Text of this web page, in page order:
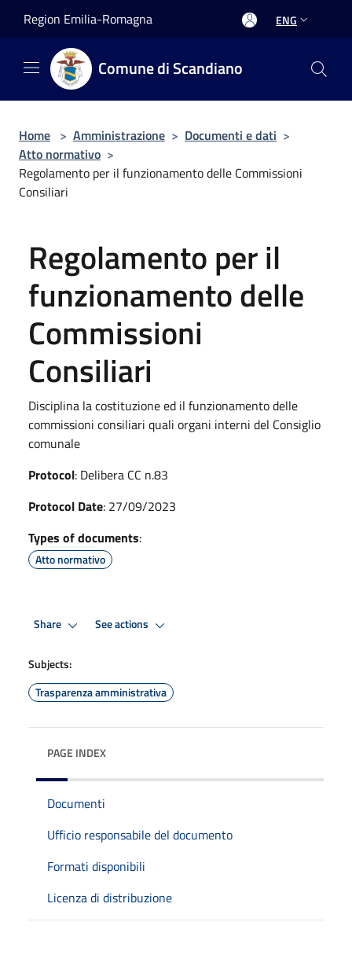
Region Emilia-Romagna ENG
Comune di Scandiano
Home > Amministrazione > Documenti e dati >
Atto normativo >
Regolamento per il funzionamento delle Commissioni
Consiliari
Regolamento per il
funzionamento delle
Commissioni
Consiliari
Disciplina la costituzione ed il funzionamento delle
commissioni consiliari quali organi interni del Consiglio
comunale
Protocol: Delibera CC n.83
Protocol Date: 27/09/2023
Types of documents:
Atto normativo
Share See actions
Subjects:
Trasparenza amministrativa
PAGE INDEX
Documenti
Ufficio responsabile del documento
Formati disponibili
Licenza di distribuzione